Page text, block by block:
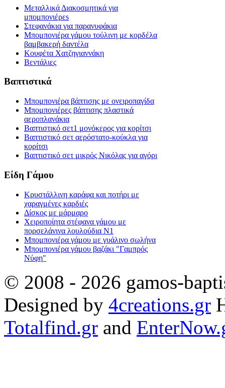
Μεταλλικά Διακοσμητικά για
μπομπονιέρεs
Στεφανάκια για παρανυφάκια
Μπομπονιέρα γάμου τούλινη με κορδέλα
βαμβακερή δαντέλα
Κουφέτα Χατζηγιαννάκη
Βεντάλιες
Βαπτιστικά
Μπομπονιέρα βάπτισης με ονειροπαγίδα
Μπομπονιέρες βάπτισης πλαστικά
αεροπλανάκια
Βαπτιστικό σετ1 μονόκερος για κορίτσι
Βαπτιστικό σετ αερόστατο-κούκλα για
κορίτσι
Βαπτιστικό σετ μικρός Νικόλας για αγόρι
Είδη Γάμου
Κρυστάλλινη καράφα και ποτήρι με
χαραγμένες καρδιές
Δίσκος με μάρμαρο
Χειροποίητα στέφανα γάμου με
πορσελάνινα λουλούδια Ν1
Μπομπονιέρα γάμου με γυάλινο σωλήνα
Μπομπονιέρα γάμου βαζάκι "Γαμπρός
Νύφη"
© 2008 - 2026 gamos-
Designed by 4creations.gr
Totalfind.gr and